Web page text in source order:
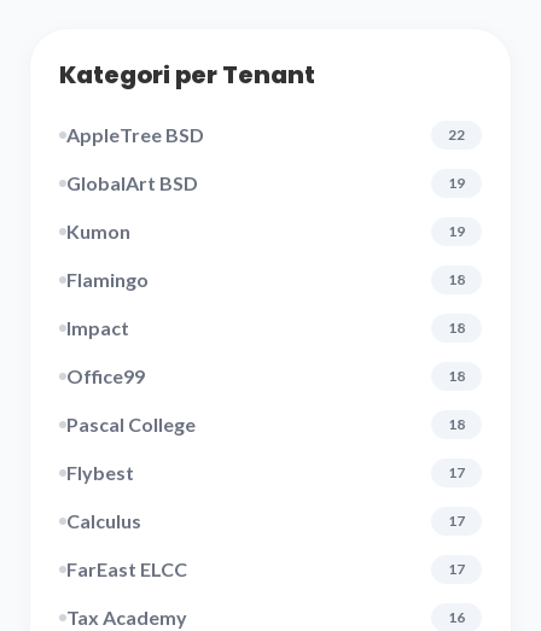
Kategori per Tenant
AppleTree BSD 22
GlobalArt BSD 19
Kumon 19
Flamingo 18
Impact 18
Office99 18
Pascal College 18
Flybest 17
Calculus 17
FarEast ELCC 17
Tax Academy 16